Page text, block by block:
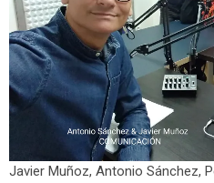
Javier Muñoz, Antonio Sánchez,